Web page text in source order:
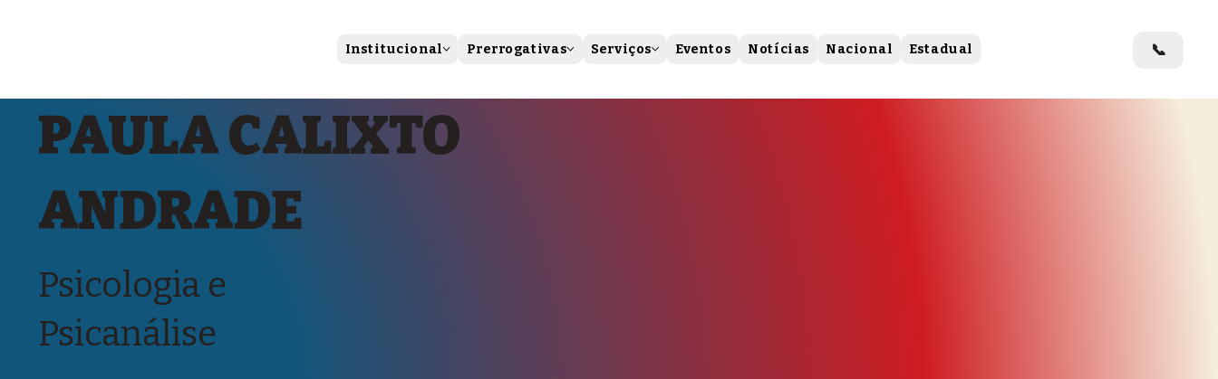
Institucional Prerrogativas Serviços Eventos Notícias Nacional Estadual 📞
PAULA CALIXTO
ANDRADE
Psicologia e
Psicanálise